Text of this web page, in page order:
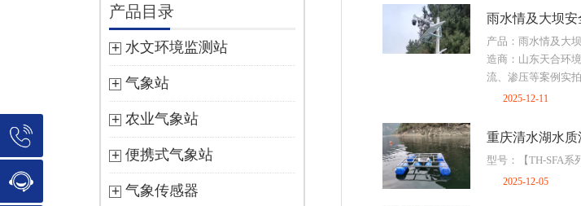
产品目录
水文环境监测站
气象站
农业气象站
便携式气象站
气象传感器
雨水情及大坝
产品：雨水情及大
造商：山东天合环
流、渗压等案例实拍
2025-12-11
重庆清水湖水质
型号：【TH-SFA系
2025-12-05